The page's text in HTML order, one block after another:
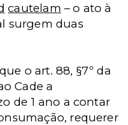
cautelam – o ato à
surgem duas
o art. 88, §7º da
Cade a
de 1 ano a contar
requerer